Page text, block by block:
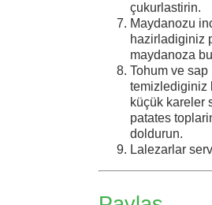
çukurlastirin.
Maydanozu
hazirladiginiz
maydanoza
Tohum ve
temizlediginiz
küçük kareler
patates
doldurun.
Lalezarlar